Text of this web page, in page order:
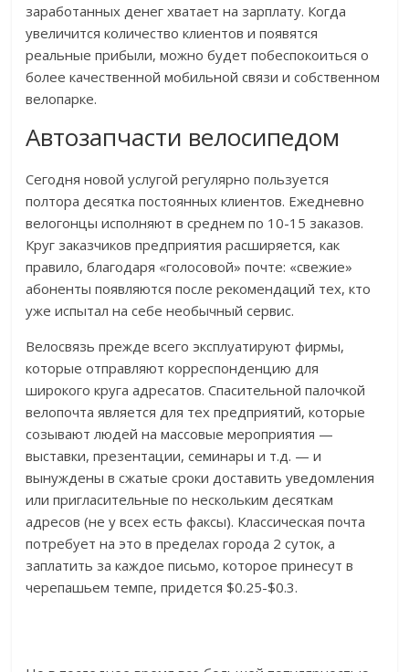
заработанных денег хватает на зарплату. Когда
увеличится количество клиентов и появятся
реальные прибыли, можно будет побеспокоиться о
более качественной мобильной связи и собственном
велопарке.
Автозапчасти велосипедом
Сегодня новой услугой регулярно пользуется
полтора десятка постоянных клиентов. Ежедневно
велогонцы исполняют в среднем по 10-15 заказов.
Круг заказчиков предприятия расширяется, как
правило, благодаря «голосовой» почте: «свежие»
абоненты появляются после рекомендаций тех, кто
уже испытал на себе необычный сервис.
Велосвязь прежде всего эксплуатируют фирмы,
которые отправляют корреспонденцию для
широкого круга адресатов. Спасительной палочкой
велопочта является для тех предприятий, которые
созывают людей на массовые мероприятия —
выставки, презентации, семинары и т.д. — и
вынуждены в сжатые сроки доставить уведомления
или пригласительные по нескольким десяткам
адресов (не у всех есть факсы). Классическая почта
потребует на это в пределах города 2 суток, а
заплатить за каждое письмо, которое принесут в
черепашьем темпе, придется $0.25-$0.3.